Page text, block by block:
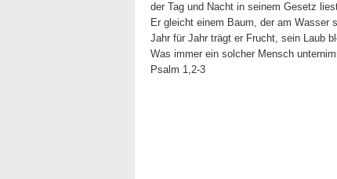
der Tag und Nacht in seinem Gesetz
Er gleicht einem Baum, der am Wasser
Jahr für Jahr trägt er Frucht, sein Laub
Was immer ein solcher Mensch
Psalm 1,2-3